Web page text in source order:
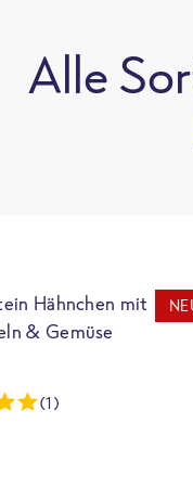
Alle
Hähnchen mit
& Gemüse
(1)